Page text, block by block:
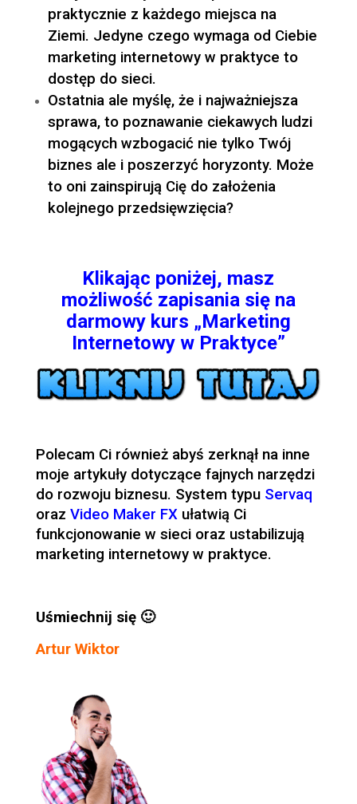
praktycznie z każdego miejsca na
Ziemi. Jedyne czego wymaga od Ciebie
marketing internetowy w praktyce to
dostęp do sieci.
Ostatnia ale myślę, że i najważniejsza
sprawa, to poznawanie ciekawych ludzi
mogących wzbogacić nie tylko Twój
biznes ale i poszerzyć horyzonty. Może
to oni zainspirują Cię do założenia
kolejnego przedsięwzięcia?
Klikając poniżej, masz
możliwość zapisania się na
darmowy kurs „Marketing
Internetowy w Praktyce”
Polecam Ci również abyś zerknął na inne
moje artykuły dotyczące fajnych narzędzi
do rozwoju biznesu. System typu Servaq
oraz Video Maker FXułatwią Ci
funkcjonowanie w sieci oraz ustabilizują
marketing internetowy w praktyce.
Uśmiechnij się 🙂
Artur Wiktor